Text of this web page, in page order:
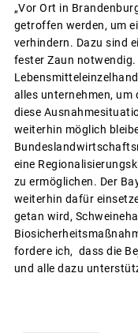
„Vor Ort in
getroffen werden, um
verhindern. Dazu sind
fester Zaun
alles unternehmen,
diese
weiterhin möglich
eine
zu ermöglichen. Der
weiterhin dafür
getan wird,
fordere ich, dass die
und alle dazu